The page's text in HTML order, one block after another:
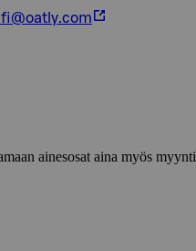
ainesosat aina myös